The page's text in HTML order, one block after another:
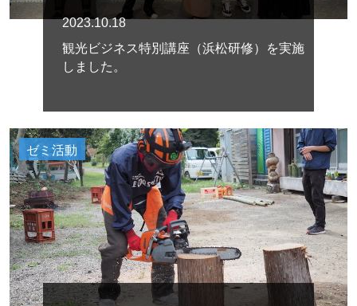
2023.10.18
観光ビジネス特別講座（浜松研修）を実施
しました。
ゼミ活動